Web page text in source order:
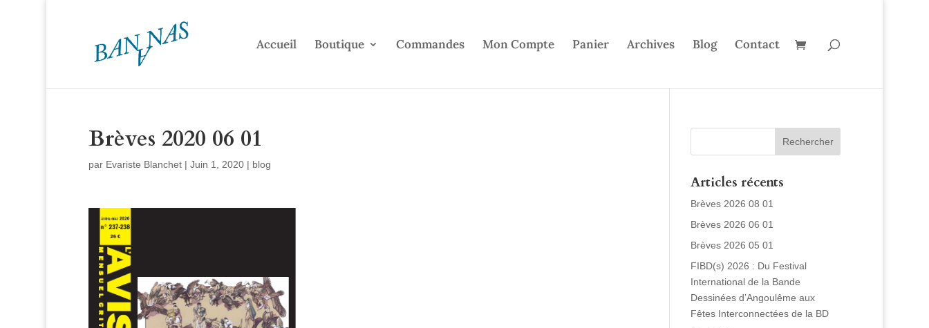
Accueil Boutique Commandes Mon Compte Panier Archives Blog Contact
Brèves 2020 06 01
par Evariste Blanchet| Juin 1, 2020| blog
Articles récents
Brèves 2026 08 01
Brèves 2026 06 01
Brèves 2026 05 01
FIBD(s) 2026 : Du Festival
International de la Bande
Dessinées d’Angoulême aux
Fêtes Interconnectées de la BD